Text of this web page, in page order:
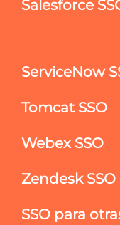
Salesforce
ServiceNow
Tomcat SSO
Webex SSO
Zendesk SSO
SSO para